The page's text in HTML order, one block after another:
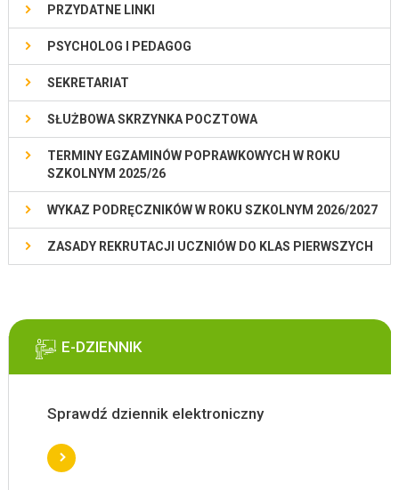
PRZYDATNE LINKI
PSYCHOLOG I PEDAGOG
SEKRETARIAT
SŁUŻBOWA SKRZYNKA POCZTOWA
TERMINY EGZAMINÓW POPRAWKOWYCH W ROKU
SZKOLNYM 2025/26
WYKAZ PODRĘCZNIKÓW W ROKU SZKOLNYM 2026/2027
ZASADY REKRUTACJI UCZNIÓW DO KLAS PIERWSZYCH
E-DZIENNIK
Sprawdź dziennik elektroniczny